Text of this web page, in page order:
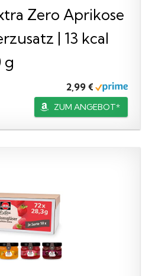
Zero Aprikose
| 13 kcal
g
2,99 €
ZUM ANGEBOT*